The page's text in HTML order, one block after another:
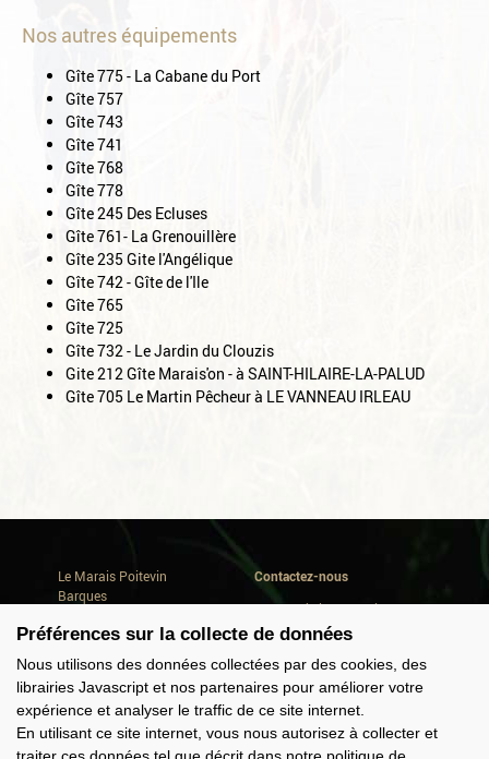
Nos autres équipements
Gîte 775 - La Cabane du Port
Gîte 757
Gîte 743
Gîte 741
Gîte 768
Gîte 778
Gîte 245 Des Ecluses
Gîte 761- La Grenouillère
Gîte 235 Gite l'Angélique
Gîte 742 - Gîte de l'Ile
Gîte 765
Gîte 725
Gîte 732 - Le Jardin du Clouzis
Gite 212 Gîte Marais'on - à SAINT-HILAIRE-LA-PALUD
Gîte 705 Le Martin Pêcheur à LE VANNEAU IRLEAU
Le Marais Poitevin
Barques
Où manger
Conseils de séjour
Quoi faire
Consommer local
Domaine Cardinaud
Offres groupes
Contactez-nous
Avenue de la Repentie
79460 Magné
Tél. +33(0) 5 49 35 90 47
info@marais-poitevin.com
Préférences sur la collecte de données
Nous utilisons des données collectées par des cookies, des
librairies Javascript et nos partenaires pour améliorer votre
expérience et analyser le traffic de ce site internet.
En utilisant ce site internet, vous nous autorisez à collecter et